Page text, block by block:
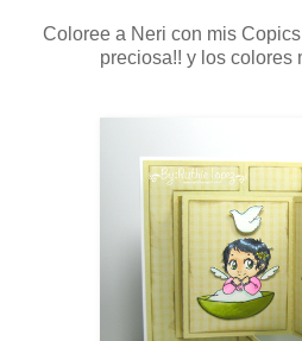
Coloree a Neri con mis
preciosa!! y los colores